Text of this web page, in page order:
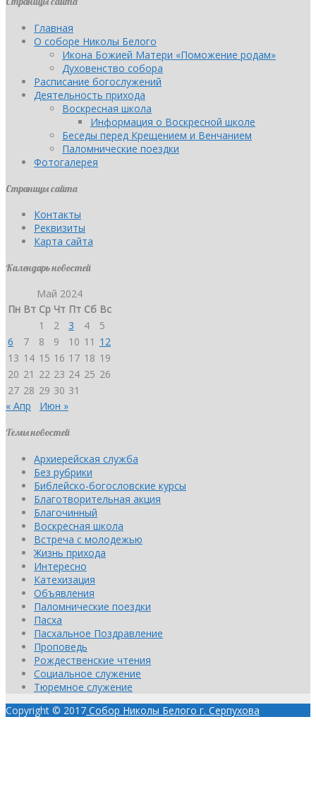
Главная
О соборе Николы Белого
Икона Божией Матери «Поможение родам»
Духовенство собора
Расписание богослужений
Деятельность прихода
Воскресная школа
Информация о Воскресной школе
Беседы перед Крещением и Венчанием
Паломнические поездки
Фотогалерея
Страницы сайта
Контакты
Реквизиты
Карта сайта
Календарь новостей
Май 2024
Пн Вт Ср Чт Пт Сб Вс
1
2 3 4
5
6
7 8 9 10 11 12
13 14 15 16 17 18 19
20 21 22 23 24 25 26
27 28 29 30 31
« Апр
Июн »
Темы новостей
Архиерейская служба
Без рубрики
Библейско-богословские курсы
Благотворительная акция
Благочинный
Воскресная школа
Встреча с молодежью
Жизнь прихода
Интересно
Катехизация
Объявления
Паломнические поездки
Пасха
Пасхальное Поздравление
Проповедь
Рождественские чтения
Социальное служение
Тюремное служение
Copyright © 2017 Собор Николы Белого г. Серпухова